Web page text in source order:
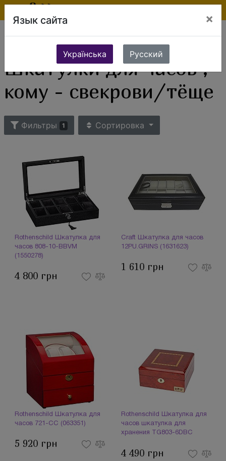
Ювелирные изделия Часы
Шкатулки для часов
Шкатулки для часов ,
кому - свекрови/тёще
Фильтры 1 Сортировка
Rothenschild Шкатулка для
часов 808-10-BBVM
(1550278)
4 800 грн
Craft Шкатулка для часов
12PU.GRINS (1631623)
1 610 грн
Rothenschild Шкатулка для
часов 721-CC (063351)
5 920 грн
Rothenschild Шкатулка для
часов шкатулка для
хранения TG803-6DBC
4 490 грн
Язык сайта ×
Українська Русский